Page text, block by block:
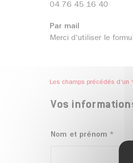
04 76 45 16 40
Par mail
Merci d'utiliser le
Les champs précédés
Vos
Nom et prénom *